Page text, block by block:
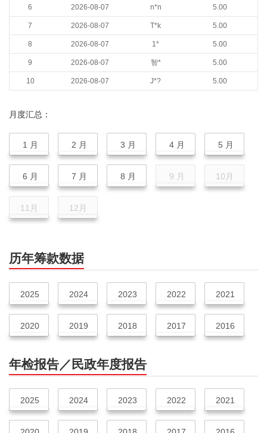
6 2026-08-07 n*n 5.00
7 2026-08-07 T*k 5.00
8 2026-08-07 1* 5.00
9 2026-08-07 智* 5.00
10 2026-08-07 J*? 5.00
月度汇总：
1 月 2 月 3 月 4 月 5 月
6 月 7 月 8 月 9 月 10月
11月 12月
历年筹款数据
2025 2024 2023 2022 2021
2020 2019 2018 2017 2016
年检报告／民政年度报告
2025 2024 2023 2022 2021